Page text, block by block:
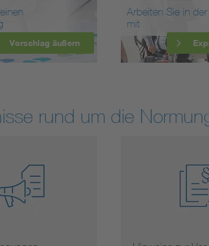
Vorschlag äußern
Arbeiten Sie in
mit
rund um die